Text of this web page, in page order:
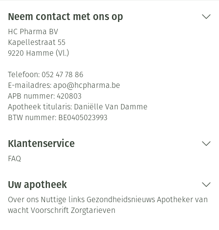
Neem contact met ons op
HC Pharma BV
Kapellestraat 55
9220 Hamme (Vl.)
Telefoon: 052 47 78 86
E-mailadres: apo@hcpharma.be
APB nummer: 420803
Apotheek titularis: Daniëlle Van Damme
BTW nummer: BE0405023993
Klantenservice
FAQ
Uw apotheek
Over ons Nuttige links Gezondheidsnieuws Apotheker van
wacht Voorschrift Zorgtarieven